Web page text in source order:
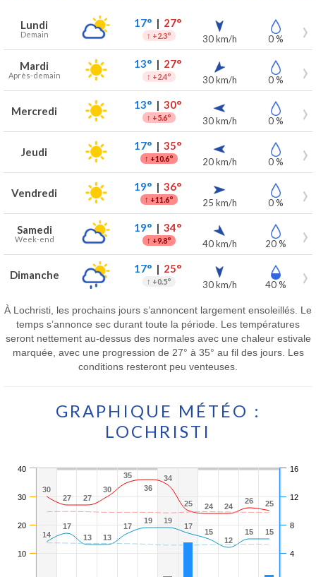
Prévisions météo à Lochristi pour les 7 prochains jours
Jour Météo Températures Vent Précipitations
Lundi
Demain
17°| 27°
↑ +2.3° 30 km/h 0 %
Mardi
Après-demain
13°| 27°
↑ +2.4° 30 km/h 0 %
Mercredi 13°| 30°
↑ +5.6° 30 km/h 0 %
Jeudi 17°| 35°
↑ +10.6° 20 km/h 0 %
Vendredi 19°| 36°
↑ +11.6° 25 km/h 0 %
Samedi
Week-end
19°| 34°
↑ +9.8° 40 km/h 20 %
Dimanche 17°| 25°
↑ +0.5° 30 km/h 40 %
À Lochristi, les prochains jours s’annoncent largement ensoleillés. Le
temps s’annonce sec durant toute la période. Les températures
seront nettement au-dessus des normales avec une chaleur estivale
marquée, avec une progression de 27° à 35° au fil des jours. Les
conditions resteront peu venteuses.
GRAPHIQUE MÉTÉO :
LOCHRISTI
30
30
27
27 27
27
30
30
35
35
36
36
34
34
25
25 24
24 24
24
26
26 25
25
14
14
17
17
13
13 13
13
17
17
19
19 19
19
17
17
15
15
12
12
15
15 15
15
10
20
30
40
4
8
12
16